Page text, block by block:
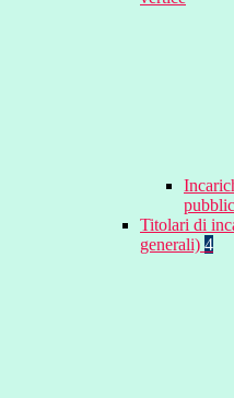
Titolari di
generali) 4